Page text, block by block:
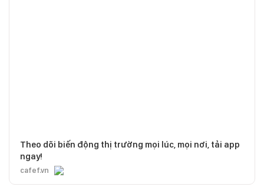
Theo dõi biến động thị trường mọi lúc, mọi nơi, tải app
ngay!
cafef.vn